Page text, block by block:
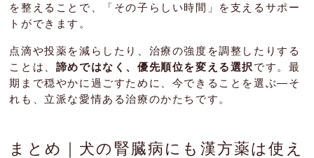
を整えることで、「その子らしい時間」を支えるサポー
トができます。
点滴や投薬を減らしたり、治療の強度を調整したりする
ことは、 諦めではなく、優先順位を変える選択 です。最
期まで穏やかに過ごすために、今できることを選ぶ―そ
れも、立派な愛情ある治療のかたちです。
まとめ｜犬の腎臓病にも漢方薬は使え